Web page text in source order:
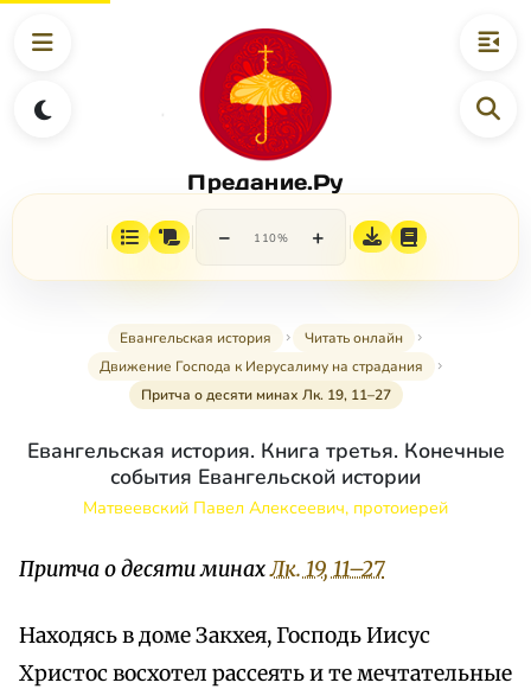
Предание.Ру
− 110% +
Евангельская история
Читать онлайн
Движение Господа к Иерусалиму на страдания
Притча о десяти минах Лк. 19, 11–27
Евангельская история. Книга третья. Конечные
события Евангельской истории
Матвеевский Павел Алексеевич, протоиерей
Притча о десяти минахЛк. 19, 11–27
Находясь в доме Закхея, Господь Иисус
Христос восхотел рассеять и те мечтательные